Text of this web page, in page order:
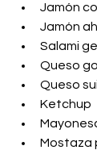
Jamón
Jamón
Salami
Queso
Queso
Ketchup
Mostaza